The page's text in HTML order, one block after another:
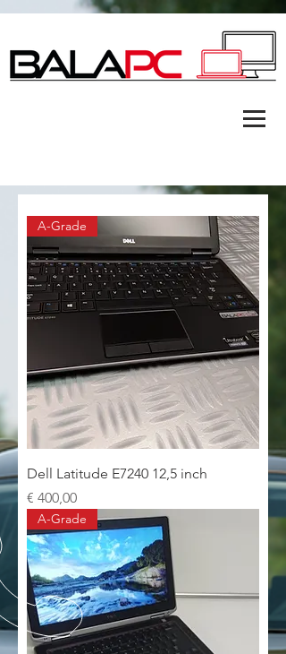
A-Grade
Dell Latitude E7240 12,5 inch
Prijs
€ 400,00
A-Grade